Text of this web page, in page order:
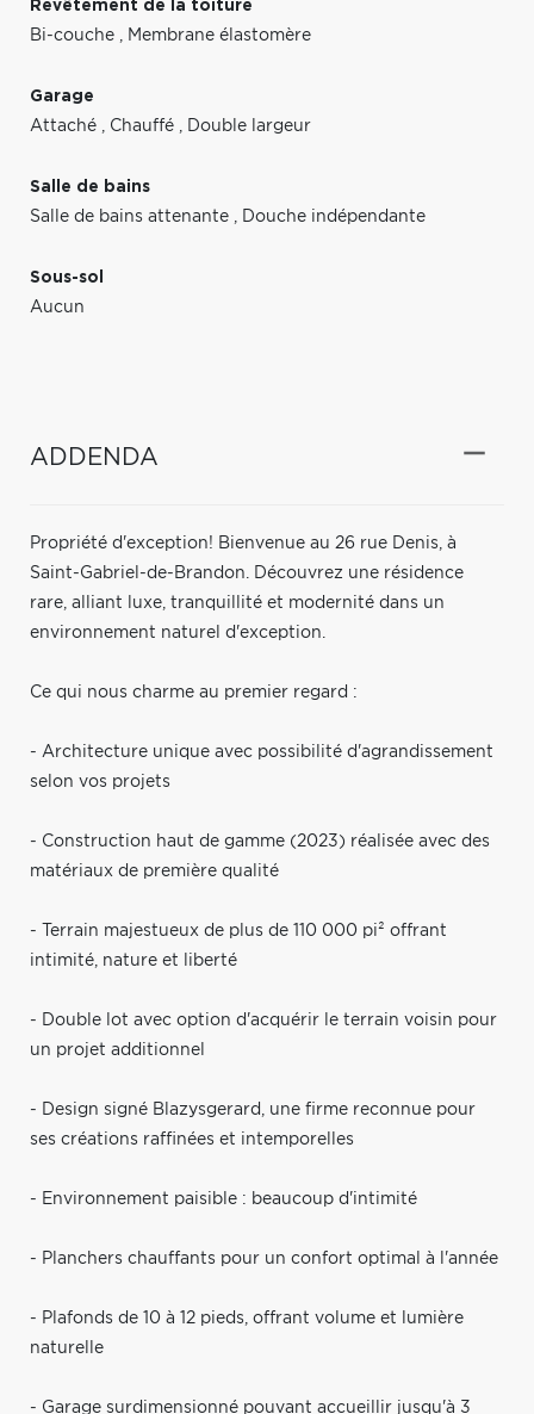
Revêtement de la toiture
Bi-couche , Membrane élastomère
Garage
Attaché , Chauffé , Double largeur
Salle de bains
Salle de bains attenante , Douche indépendante
Sous-sol
Aucun
ADDENDA
Propriété d'exception! Bienvenue au 26 rue Denis, à
Saint-Gabriel-de-Brandon. Découvrez une résidence
rare, alliant luxe, tranquillité et modernité dans un
environnement naturel d'exception.
Ce qui nous charme au premier regard :
- Architecture unique avec possibilité d'agrandissement
selon vos projets
- Construction haut de gamme (2023) réalisée avec des
matériaux de première qualité
- Terrain majestueux de plus de 110 000 pi² offrant
intimité, nature et liberté
- Double lot avec option d'acquérir le terrain voisin pour
un projet additionnel
- Design signé Blazysgerard, une firme reconnue pour
ses créations raffinées et intemporelles
- Environnement paisible : beaucoup d'intimité
- Planchers chauffants pour un confort optimal à l'année
- Plafonds de 10 à 12 pieds, offrant volume et lumière
naturelle
- Garage surdimensionné pouvant accueillir jusqu'à 3